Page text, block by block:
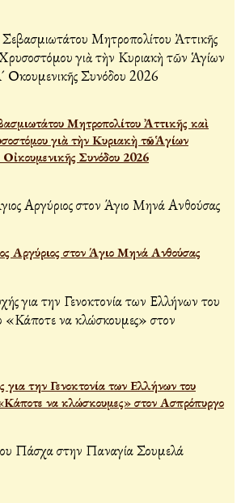
Μητροπολίτου Ἀττικῆς καὶ
γιὰ τὴν Κυριακὴ τῶν Ἁγίων
Συνόδου 2026
Αργύριος στον Άγιο Μηνά Ανθούσας
την Γενοκτονία των Ελλήνων του
να κλώσκουμες» στον Ασπρόπυργο